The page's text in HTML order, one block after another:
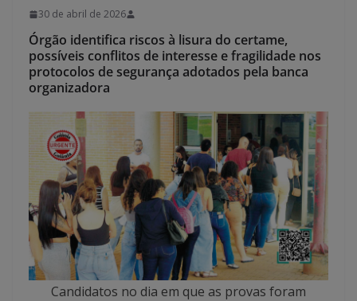
30 de abril de 2026
Órgão identifica riscos à lisura do certame,
possíveis conflitos de interesse e fragilidade nos
protocolos de segurança adotados pela banca
organizadora
Candidatos no dia em que as provas foram